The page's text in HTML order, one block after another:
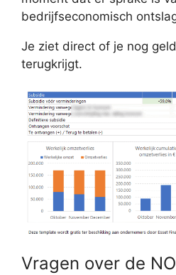
bedrijfseconomisch
Je ziet direct of je nog
terugkrijgt.
Vragen over de